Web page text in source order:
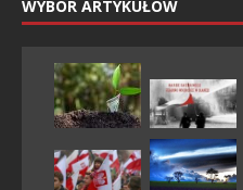
WYBÓR ARTYKUŁÓW